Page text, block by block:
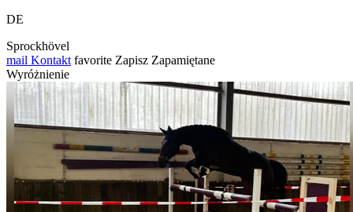
DE
Sprockhövel
mail Kontakt favorite Zapisz Zapamiętane
Wyróżnienie